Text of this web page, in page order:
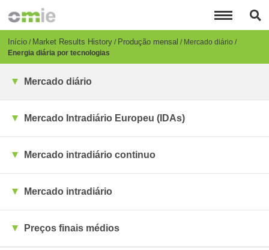
para
conteúdo
principal
Breadcrumb
Início Market Results History Produção mensal
Mercado diário
Energia diária por tecnologias
Mercado diário
Mercado Intradiário Europeu (IDAs)
Mercado intradiário continuo
Mercado intradiário
Preços finais médios